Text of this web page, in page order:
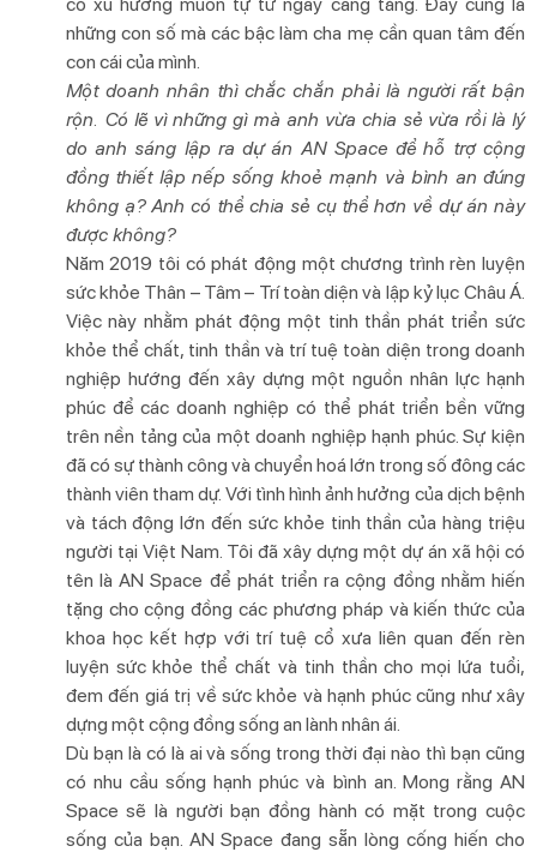
những con số mà các bậc làm cha mẹ cần quan tâm đến
con cái của mình.
Một doanh nhân thì chắc chắn phải là người rất bận
rộn. Có lẽ vì những gì mà anh vừa chia sẻ vừa rồi là lý
do anh sáng lập ra dự án AN Space để hỗ trợ cộng
đồng thiết lập nếp sống khoẻ mạnh và bình an đúng
không ạ? Anh có thể chia sẻ cụ thể hơn về dự án này
được không?
Năm 2019 tôi có phát động một chương trình rèn luyện
sức khỏe Thân – Tâm – Trí toàn diện và lập kỷ lục Châu Á.
Việc này nhằm phát động một tinh thần phát triển sức
khỏe thể chất, tinh thần và trí tuệ toàn diện trong doanh
nghiệp hướng đến xây dựng một nguồn nhân lực hạnh
phúc để các doanh nghiệp có thể phát triển bền vững
trên nền tảng của một doanh nghiệp hạnh phúc. Sự kiện
đã có sự thành công và chuyển hoá lớn trong số đông các
thành viên tham dự. Với tình hình ảnh hưởng của dịch bệnh
và tách động lớn đến sức khỏe tinh thần của hàng triệu
người tại Việt Nam. Tôi đã xây dựng một dự án xã hội có
tên là AN Space để phát triển ra cộng đồng nhằm hiến
tặng cho cộng đồng các phương pháp và kiến thức của
khoa học kết hợp với trí tuệ cổ xưa liên quan đến rèn
luyện sức khỏe thể chất và tinh thần cho mọi lứa tuổi,
đem đến giá trị về sức khỏe và hạnh phúc cũng như xây
dựng một cộng đồng sống an lành nhân ái.
Dù bạn là có là ai và sống trong thời đại nào thì bạn cũng
có nhu cầu sống hạnh phúc và bình an. Mong rằng AN
Space sẽ là người bạn đồng hành có mặt trong cuộc
sống của bạn. AN Space đang sẵn lòng cống hiến cho